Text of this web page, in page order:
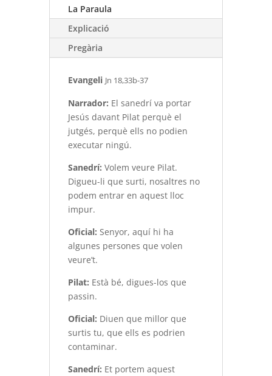
La Paraula
Explicació
Pregària
Evangeli Jn 18,33b-37
Narrador: El sanedrí va portar
Jesús davant Pilat perquè el
jutgés, perquè ells no podien
executar ningú.
Sanedrí: Volem veure Pilat.
Digueu-li que surti, nosaltres no
podem entrar en aquest lloc
impur.
Oficial: Senyor, aquí hi ha
algunes persones que volen
veure’t.
Pilat: Està bé, digues-los que
passin.
Oficial: Diuen que millor que
surtis tu, que ells es podrien
contaminar.
Sanedrí: Et portem aquest